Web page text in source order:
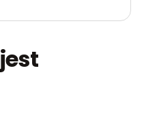
jest